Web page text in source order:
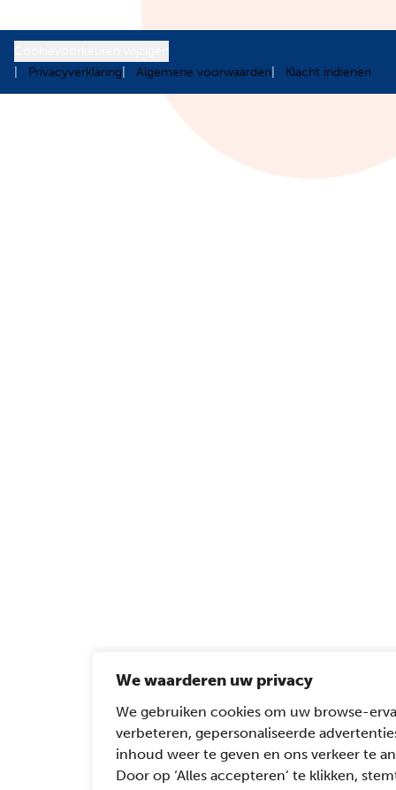
We waarderen uw privacy
We gebruiken cookies om uw browse-
verbeteren, gepersonaliseerde
inhoud weer te geven en ons verkeer te
Door op ‘Alles accepteren’ te klikken,
Privacyverklaring
Algemene voorwaarden Klacht indienen